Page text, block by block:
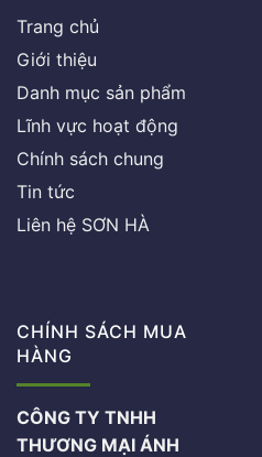
Trang chủ
Giới thiệu
Danh mục sản phẩm
Lĩnh vực hoạt động
Chính sách chung
Tin tức
Liên hệ SƠN HÀ
CHÍNH SÁCH MUA
HÀNG
CÔNG TY TNHH
THƯƠNG MẠI ÁNH